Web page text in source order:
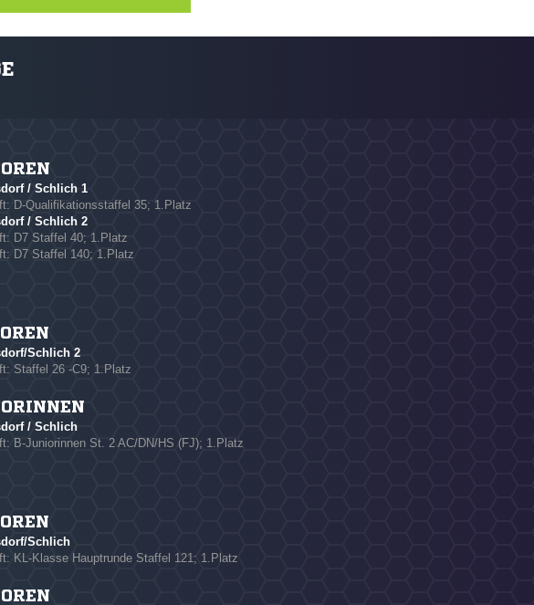
/ Schlich 1
D-Qualifikationsstaffel 35; 1.Platz
/ Schlich 2
D7 Staffel 40; 1.Platz
D7 Staffel 140; 1.Platz
Schlich 2
Staffel 26 -C9; 1.Platz
/ Schlich
B-Juniorinnen St. 2 AC/DN/HS (FJ); 1.Platz
Schlich
KL-Klasse Hauptrunde Staffel 121; 1.Platz